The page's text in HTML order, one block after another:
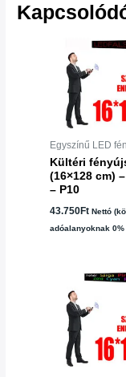
Egyszínű LED
Kültéri
(16×128 cm)
– P10
43.750Ft Nettó
adóalanyoknak 0%